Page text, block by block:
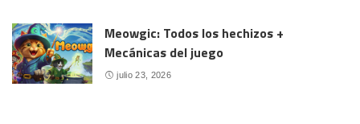
Meowgic: Todos los hechizos +
Mecánicas del juego
julio 23, 2026